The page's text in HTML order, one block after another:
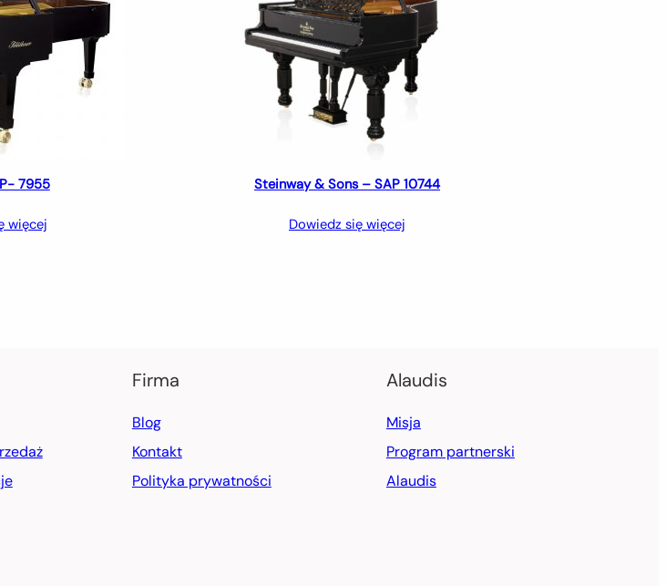
7955
więcej
Steinway & Sons – SAP 10744
Dowiedz się więcej
Firma
Blog
Kontakt
Polityka prywatności
Alaudis
Misja
Program partnerski
Alaudis